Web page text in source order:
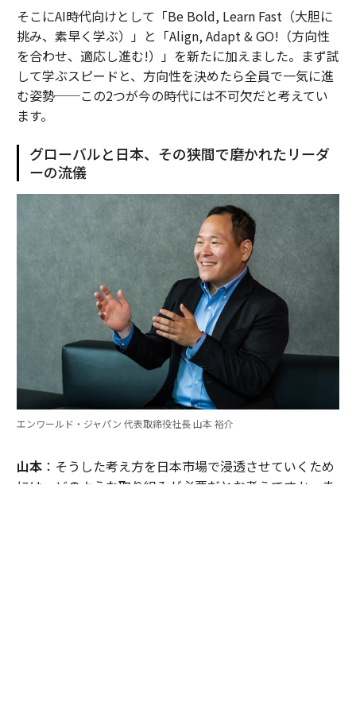
そこにAI時代向けとして「Be Bold, Learn Fast（大胆に
挑み、素早く学ぶ）」と「Align, Adapt & GO!（方向性
を合わせ、適応し進む!）」を新たに加えました。まず試
して学ぶスピードと、方向性を決めたら全員で一気に進
む姿勢──この2つが今の時代には不可欠だと考えてい
ます。
グローバルと日本、その狭間で磨かれたリーダ
ーの流儀
エンワールド・ジャパン 代表取締役社長 山本 裕介
山本：そうした考え方を日本市場で浸透させていくため
には、どのような取り組みが必要だとお考えですか。ま